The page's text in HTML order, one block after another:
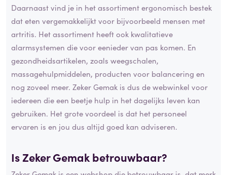
Daarnaast vind je in het assortiment ergonomisch bestek
dat eten vergemakkelijkt voor bijvoorbeeld mensen met
artritis. Het assortiment heeft ook kwalitatieve
alarmsystemen die voor eenieder van pas komen. En
gezondheidsartikelen, zoals weegschalen,
massagehulpmiddelen, producten voor balancering en
nog zoveel meer. Zeker Gemak is dus de webwinkel voor
iedereen die een beetje hulp in het dagelijks leven kan
gebruiken. Het grote voordeel is dat het personeel
ervaren is en jou dus altijd goed kan adviseren.
Is Zeker Gemak betrouwbaar?